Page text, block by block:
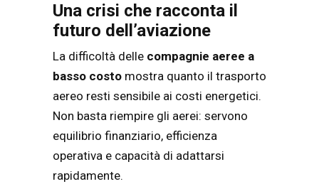
Una crisi che racconta il
futuro dell’aviazione
La difficoltà delle compagnie aeree a
basso costo mostra quanto il trasporto
aereo resti sensibile ai costi energetici.
Non basta riempire gli aerei: servono
equilibrio finanziario, efficienza
operativa e capacità di adattarsi
rapidamente.